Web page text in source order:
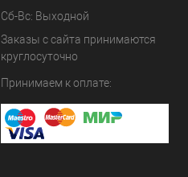
Сб-Вс: Выходной
Заказы с сайта принимаются
круглосуточно
Принимаем к оплате: